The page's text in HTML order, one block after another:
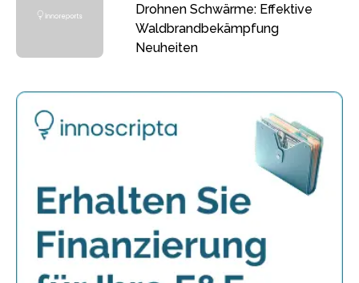
Drohnen Schwärme: Effektive
Waldbrandbekämpfung
Neuheiten